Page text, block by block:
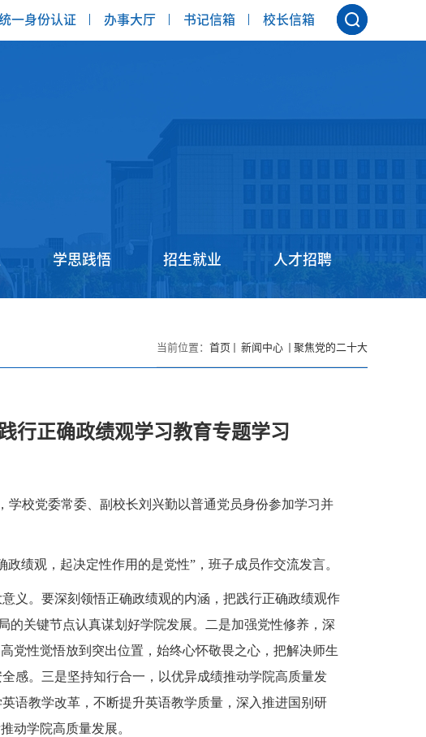
一身份认证 办事大厅 书记信箱 校长信箱
学思践悟 招生就业 人才招聘
当前位置： 首页 新闻中心 聚焦党的二十大
行正确政绩观学习教育专题学习
校党委常委、副校长刘兴勤以普通党员身份参加学习并
绩观，起决定性作用的是党性”，班子成员作交流发言。
义。要深刻领悟正确政绩观的内涵，把践行正确政绩观作
的关键节点认真谋划好学院发展。二是加强党性修养，深
党性觉悟放到突出位置，始终心怀敬畏之心，把解决师生
感。三是坚持知行合一，以优异成绩推动学院高质量发
语教学改革，不断提升英语教学质量，深入推进国别研
动学院高质量发展。